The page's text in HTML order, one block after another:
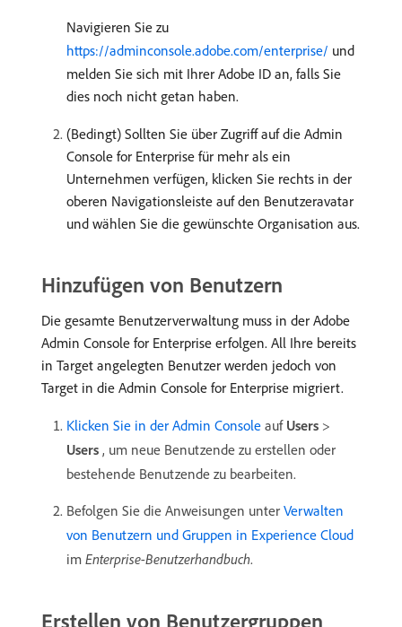
Navigieren Sie zu
https://adminconsole.adobe.com/enterprise/ und
melden Sie sich mit Ihrer Adobe ID an, falls Sie
dies noch nicht getan haben.
(Bedingt) Sollten Sie über Zugriff auf die Admin
Console for Enterprise für mehr als ein
Unternehmen verfügen, klicken Sie rechts in der
oberen Navigationsleiste auf den Benutzeravatar
und wählen Sie die gewünschte Organisation aus.
Hinzufügen von Benutzern
Die gesamte Benutzerverwaltung muss in der Adobe
Admin Console for Enterprise erfolgen. All Ihre bereits
in Target angelegten Benutzer werden jedoch von
Target in die Admin Console for Enterprise migriert.
Klicken Sie in der Admin Console auf Users >
Users , um neue Benutzende zu erstellen oder
bestehende Benutzende zu bearbeiten.
Befolgen Sie die Anweisungen unter Verwalten
von Benutzern und Gruppen in Experience Cloud
im Enterprise-Benutzerhandbuch.
Erstellen von Benutzergruppen